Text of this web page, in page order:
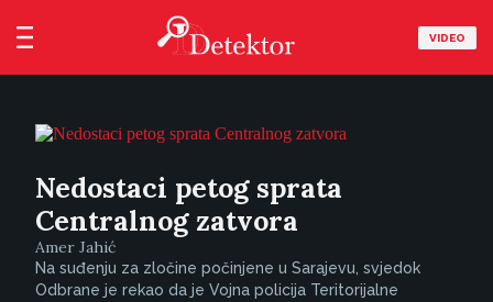
VIDEO
Nedostaci petog sprata
Centralnog zatvora
Amer Jahić
Na suđenju za zločine počinjene u Sarajevu, svjedok
Odbrane je rekao da je Vojna policija Teritorijalne